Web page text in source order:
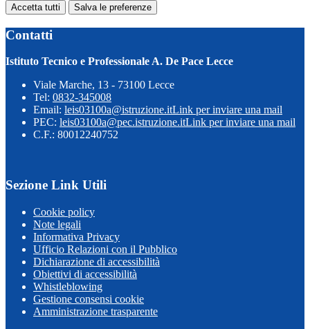
Accetta tutti Salva le preferenze
Contatti
Istituto Tecnico e Professionale A. De Pace Lecce
Viale Marche, 13 - 73100 Lecce
Tel: 0832-345008
Email: leis03100a@istruzione.itLink per inviare una mail
PEC: leis03100a@pec.istruzione.itLink per inviare una mail
C.F.: 80012240752
Sezione Link Utili
Cookie policy
Note legali
Informativa Privacy
Ufficio Relazioni con il Pubblico
Dichiarazione di accessibilità
Obiettivi di accessibilità
Whistleblowing
Gestione consensi cookie
Amministrazione trasparente